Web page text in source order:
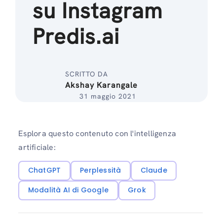
su Instagram
Predis.ai
SCRITTO DA
Akshay Karangale
31 maggio 2021
Esplora questo contenuto con l'intelligenza
artificiale:
ChatGPT Perplessità
Claude
Modalità AI di Google
Grok